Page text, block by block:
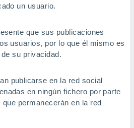
un usuario.
que sus publicaciones
usuarios, por lo que él mismo es
su privacidad.
publicarse en la red social
en ningún fichero por parte
permanecerán en la red